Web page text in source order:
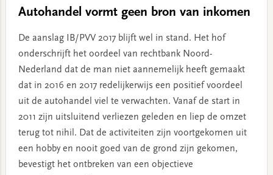
Autohandel vormt geen bron van inkomen
De aanslag IB/PVV 2017 blijft wel in stand. Het hof
onderschrijft het oordeel van rechtbank Noord-
Nederland dat de man niet aannemelijk heeft gemaakt
dat in 2016 en 2017 redelijkerwijs een positief voordeel
uit de autohandel viel te verwachten. Vanaf de start in
2011 zijn uitsluitend verliezen geleden en liep de omzet
terug tot nihil. Dat de activiteiten zijn voortgekomen uit
een hobby en nooit goed van de grond zijn gekomen,
bevestigt het ontbreken van een objectieve